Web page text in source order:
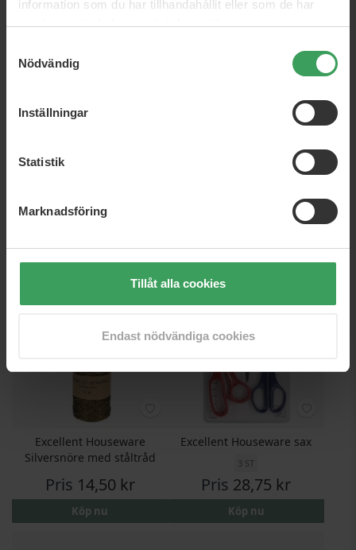
information som du har tillhandahållit eller som de har
samlat in när du har använt deras tjänster.
Nödvändig
Inställningar
Statistik
Marknadsföring
Tillåt alla cookies
Endast nödvändiga cookies
Glitter presentband
Köp nu
Guldsladd Med Ståltråd
Köp nu
Excellent Houseware
Silversnöre med ståltråd
Pris 14,50 kr
Köp nu
Excellent Houseware sax
3 ST
Pris 28,75 kr
Köp nu